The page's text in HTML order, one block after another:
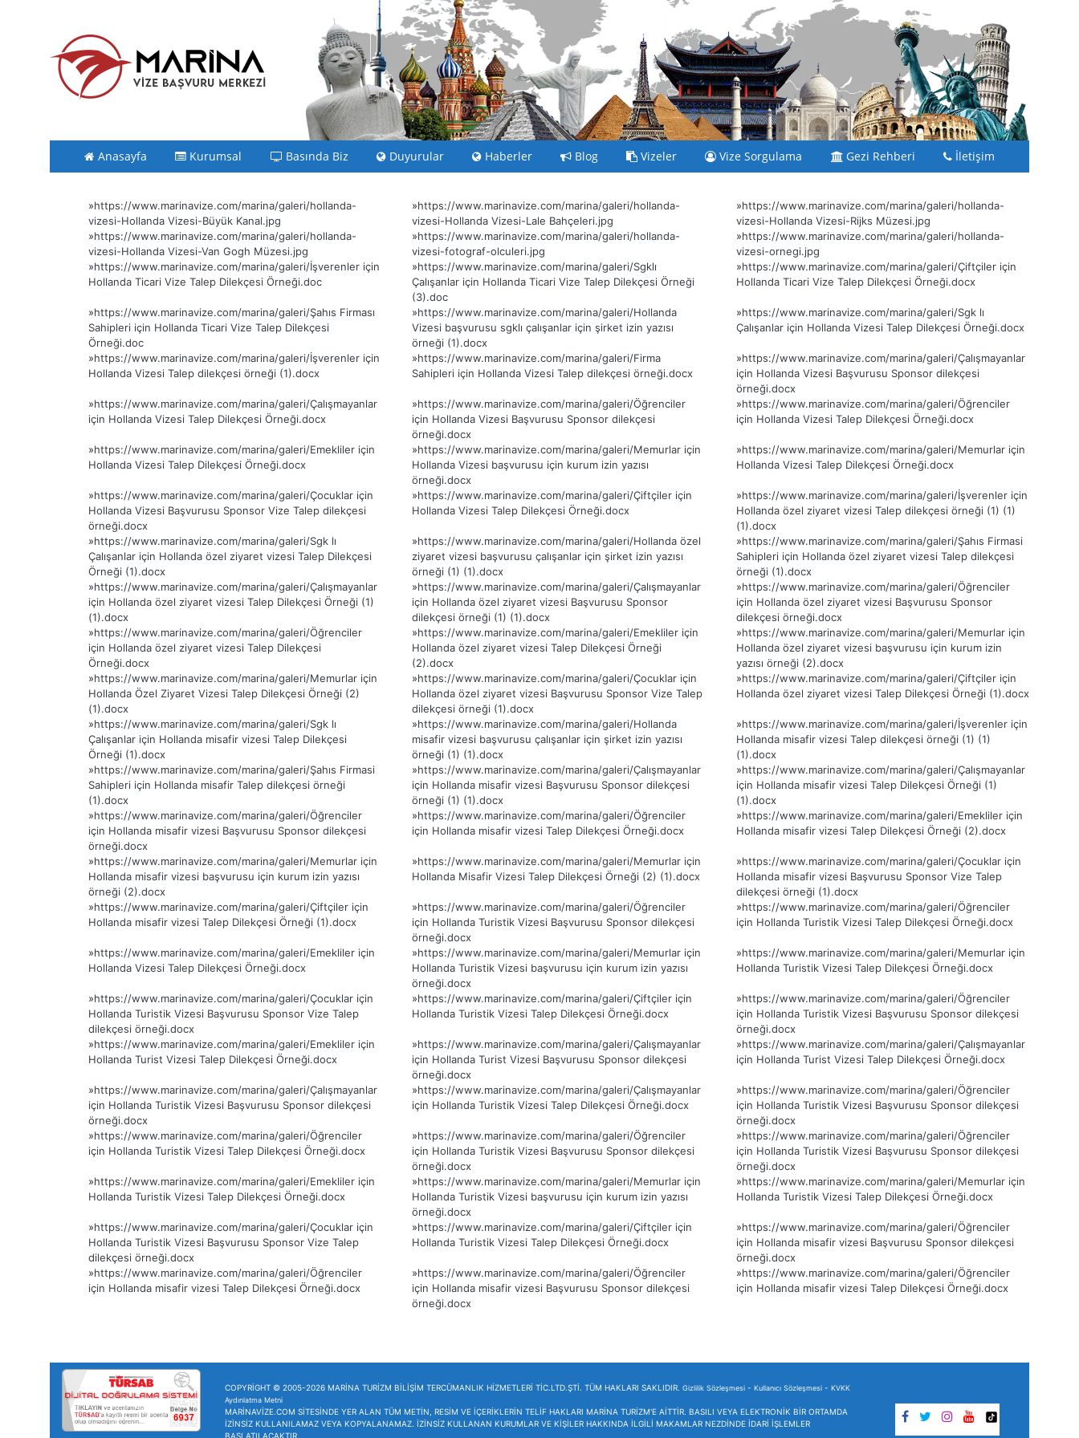
Anasayfa Kurumsal Basında Biz Duyurular Haberler Blog Vizeler Vize Sorgulama Gezi Rehberi İletişim
»https://www.marinavize.com/marina/galeri/hollanda-
vizesi-Hollanda Vizesi-Büyük Kanal.jpg
»https://www.marinavize.com/marina/galeri/hollanda-
vizesi-Hollanda Vizesi-Lale Bahçeleri.jpg
»https://www.marinavize.com/marina/galeri/hollanda-
vizesi-Hollanda Vizesi-Rijks Müzesi.jpg
»https://www.marinavize.com/marina/galeri/hollanda-
vizesi-Hollanda Vizesi-Van Gogh Müzesi.jpg
»https://www.marinavize.com/marina/galeri/hollanda-
vizesi-fotograf-olculeri.jpg
»https://www.marinavize.com/marina/galeri/hollanda-
vizesi-ornegi.jpg
»https://www.marinavize.com/marina/galeri/İşverenler için
Hollanda Ticari Vize Talep Dilekçesi Örneği.doc
»https://www.marinavize.com/marina/galeri/Sgklı
Çalışanlar için Hollanda Ticari Vize Talep Dilekçesi Örneği
(3).doc
»https://www.marinavize.com/marina/galeri/Çiftçiler için
Hollanda Ticari Vize Talep Dilekçesi Örneği.docx
»https://www.marinavize.com/marina/galeri/Şahıs Firması
Sahipleri için Hollanda Ticari Vize Talep Dilekçesi
Örneği.doc
»https://www.marinavize.com/marina/galeri/Hollanda
Vizesi başvurusu sgklı çalışanlar için şirket izin yazısı
örneği (1).docx
»https://www.marinavize.com/marina/galeri/Sgk lı
Çalışanlar için Hollanda Vizesi Talep Dilekçesi Örneği.docx
»https://www.marinavize.com/marina/galeri/İşverenler için
Hollanda Vizesi Talep dilekçesi örneği (1).docx
»https://www.marinavize.com/marina/galeri/Firma
Sahipleri için Hollanda Vizesi Talep dilekçesi örneği.docx
»https://www.marinavize.com/marina/galeri/Çalışmayanlar
için Hollanda Vizesi Başvurusu Sponsor dilekçesi
örneği.docx
»https://www.marinavize.com/marina/galeri/Çalışmayanlar
için Hollanda Vizesi Talep Dilekçesi Örneği.docx
»https://www.marinavize.com/marina/galeri/Öğrenciler
için Hollanda Vizesi Başvurusu Sponsor dilekçesi
örneği.docx
»https://www.marinavize.com/marina/galeri/Öğrenciler
için Hollanda Vizesi Talep Dilekçesi Örneği.docx
»https://www.marinavize.com/marina/galeri/Emekliler için
Hollanda Vizesi Talep Dilekçesi Örneği.docx
»https://www.marinavize.com/marina/galeri/Memurlar için
Hollanda Vizesi başvurusu için kurum izin yazısı
örneği.docx
»https://www.marinavize.com/marina/galeri/Memurlar için
Hollanda Vizesi Talep Dilekçesi Örneği.docx
»https://www.marinavize.com/marina/galeri/Çocuklar için
Hollanda Vizesi Başvurusu Sponsor Vize Talep dilekçesi
örneği.docx
»https://www.marinavize.com/marina/galeri/Çiftçiler için
Hollanda Vizesi Talep Dilekçesi Örneği.docx
»https://www.marinavize.com/marina/galeri/İşverenler için
Hollanda özel ziyaret vizesi Talep dilekçesi örneği (1) (1)
(1).docx
»https://www.marinavize.com/marina/galeri/Sgk lı
Çalışanlar için Hollanda özel ziyaret vizesi Talep Dilekçesi
Örneği (1).docx
»https://www.marinavize.com/marina/galeri/Hollanda özel
ziyaret vizesi başvurusu çalışanlar için şirket izin yazısı
örneği (1) (1).docx
»https://www.marinavize.com/marina/galeri/Şahıs Firmasi
Sahipleri için Hollanda özel ziyaret vizesi Talep dilekçesi
örneği (1).docx
»https://www.marinavize.com/marina/galeri/Çalışmayanlar
için Hollanda özel ziyaret vizesi Talep Dilekçesi Örneği (1)
(1).docx
»https://www.marinavize.com/marina/galeri/Çalışmayanlar
için Hollanda özel ziyaret vizesi Başvurusu Sponsor
dilekçesi örneği (1) (1).docx
»https://www.marinavize.com/marina/galeri/Öğrenciler
için Hollanda özel ziyaret vizesi Başvurusu Sponsor
dilekçesi örneği.docx
»https://www.marinavize.com/marina/galeri/Öğrenciler
için Hollanda özel ziyaret vizesi Talep Dilekçesi
Örneği.docx
»https://www.marinavize.com/marina/galeri/Emekliler için
Hollanda özel ziyaret vizesi Talep Dilekçesi Örneği
(2).docx
»https://www.marinavize.com/marina/galeri/Memurlar için
Hollanda özel ziyaret vizesi başvurusu için kurum izin
yazısı örneği (2).docx
»https://www.marinavize.com/marina/galeri/Memurlar için
Hollanda Özel Ziyaret Vizesi Talep Dilekçesi Örneği (2)
(1).docx
»https://www.marinavize.com/marina/galeri/Çocuklar için
Hollanda özel ziyaret vizesi Başvurusu Sponsor Vize Talep
dilekçesi örneği (1).docx
»https://www.marinavize.com/marina/galeri/Çiftçiler için
Hollanda özel ziyaret vizesi Talep Dilekçesi Örneği (1).docx
»https://www.marinavize.com/marina/galeri/Sgk lı
Çalışanlar için Hollanda misafir vizesi Talep Dilekçesi
Örneği (1).docx
»https://www.marinavize.com/marina/galeri/Hollanda
misafir vizesi başvurusu çalışanlar için şirket izin yazısı
örneği (1) (1).docx
»https://www.marinavize.com/marina/galeri/İşverenler için
Hollanda misafir vizesi Talep dilekçesi örneği (1) (1)
(1).docx
»https://www.marinavize.com/marina/galeri/Şahıs Firmasi
Sahipleri için Hollanda misafir Talep dilekçesi örneği
(1).docx
»https://www.marinavize.com/marina/galeri/Çalışmayanlar
için Hollanda misafir vizesi Başvurusu Sponsor dilekçesi
örneği (1) (1).docx
»https://www.marinavize.com/marina/galeri/Çalışmayanlar
için Hollanda misafir vizesi Talep Dilekçesi Örneği (1)
(1).docx
»https://www.marinavize.com/marina/galeri/Öğrenciler
için Hollanda misafir vizesi Başvurusu Sponsor dilekçesi
örneği.docx
»https://www.marinavize.com/marina/galeri/Öğrenciler
için Hollanda misafir vizesi Talep Dilekçesi Örneği.docx
»https://www.marinavize.com/marina/galeri/Emekliler için
Hollanda misafir vizesi Talep Dilekçesi Örneği (2).docx
»https://www.marinavize.com/marina/galeri/Memurlar için
Hollanda misafir vizesi başvurusu için kurum izin yazısı
örneği (2).docx
»https://www.marinavize.com/marina/galeri/Memurlar için
Hollanda Misafir Vizesi Talep Dilekçesi Örneği (2) (1).docx
»https://www.marinavize.com/marina/galeri/Çocuklar için
Hollanda misafir vizesi Başvurusu Sponsor Vize Talep
dilekçesi örneği (1).docx
»https://www.marinavize.com/marina/galeri/Çiftçiler için
Hollanda misafir vizesi Talep Dilekçesi Örneği (1).docx
»https://www.marinavize.com/marina/galeri/Öğrenciler
için Hollanda Turistik Vizesi Başvurusu Sponsor dilekçesi
örneği.docx
»https://www.marinavize.com/marina/galeri/Öğrenciler
için Hollanda Turistik Vizesi Talep Dilekçesi Örneği.docx
»https://www.marinavize.com/marina/galeri/Emekliler için
Hollanda Vizesi Talep Dilekçesi Örneği.docx
»https://www.marinavize.com/marina/galeri/Memurlar için
Hollanda Turistik Vizesi başvurusu için kurum izin yazısı
örneği.docx
»https://www.marinavize.com/marina/galeri/Memurlar için
Hollanda Turistik Vizesi Talep Dilekçesi Örneği.docx
»https://www.marinavize.com/marina/galeri/Çocuklar için
Hollanda Turistik Vizesi Başvurusu Sponsor Vize Talep
dilekçesi örneği.docx
»https://www.marinavize.com/marina/galeri/Çiftçiler için
Hollanda Turistik Vizesi Talep Dilekçesi Örneği.docx
»https://www.marinavize.com/marina/galeri/Öğrenciler
için Hollanda Turistik Vizesi Başvurusu Sponsor dilekçesi
örneği.docx
»https://www.marinavize.com/marina/galeri/Emekliler için
Hollanda Turist Vizesi Talep Dilekçesi Örneği.docx
»https://www.marinavize.com/marina/galeri/Çalışmayanlar
için Hollanda Turist Vizesi Başvurusu Sponsor dilekçesi
örneği.docx
»https://www.marinavize.com/marina/galeri/Çalışmayanlar
için Hollanda Turist Vizesi Talep Dilekçesi Örneği.docx
»https://www.marinavize.com/marina/galeri/Çalışmayanlar
için Hollanda Turistik Vizesi Başvurusu Sponsor dilekçesi
örneği.docx
»https://www.marinavize.com/marina/galeri/Çalışmayanlar
için Hollanda Turistik Vizesi Talep Dilekçesi Örneği.docx
»https://www.marinavize.com/marina/galeri/Öğrenciler
için Hollanda Turistik Vizesi Başvurusu Sponsor dilekçesi
örneği.docx
»https://www.marinavize.com/marina/galeri/Öğrenciler
için Hollanda Turistik Vizesi Talep Dilekçesi Örneği.docx
»https://www.marinavize.com/marina/galeri/Öğrenciler
için Hollanda Turistik Vizesi Başvurusu Sponsor dilekçesi
örneği.docx
»https://www.marinavize.com/marina/galeri/Öğrenciler
için Hollanda Turistik Vizesi Başvurusu Sponsor dilekçesi
örneği.docx
»https://www.marinavize.com/marina/galeri/Emekliler için
Hollanda Turistik Vizesi Talep Dilekçesi Örneği.docx
»https://www.marinavize.com/marina/galeri/Memurlar için
Hollanda Turistik Vizesi başvurusu için kurum izin yazısı
örneği.docx
»https://www.marinavize.com/marina/galeri/Memurlar için
Hollanda Turistik Vizesi Talep Dilekçesi Örneği.docx
»https://www.marinavize.com/marina/galeri/Çocuklar için
Hollanda Turistik Vizesi Başvurusu Sponsor Vize Talep
dilekçesi örneği.docx
»https://www.marinavize.com/marina/galeri/Çiftçiler için
Hollanda Turistik Vizesi Talep Dilekçesi Örneği.docx
»https://www.marinavize.com/marina/galeri/Öğrenciler
için Hollanda misafir vizesi Başvurusu Sponsor dilekçesi
örneği.docx
»https://www.marinavize.com/marina/galeri/Öğrenciler
için Hollanda misafir vizesi Talep Dilekçesi Örneği.docx
»https://www.marinavize.com/marina/galeri/Öğrenciler
için Hollanda misafir vizesi Başvurusu Sponsor dilekçesi
örneği.docx
»https://www.marinavize.com/marina/galeri/Öğrenciler
için Hollanda misafir vizesi Talep Dilekçesi Örneği.docx
COPYRİGHT © 2005-2026 MARİNA TURİZM BİLİŞİM TERCÜMANLIK HİZMETLERİ TİC.LTD.ŞTİ. TÜM HAKLARI SAKLIDIR.Gizlilik Sözleşmesi -Kullanıcı Sözleşmesi -KVKK
Aydınlatma Metni
MARİNAVİZE.COM SİTESİNDE YER ALAN TÜM METİN, RESİM VE İÇERİKLERİN TELİF HAKLARI MARİNA TURİZM'E AİTTİR. BASILI VEYA ELEKTRONİK BİR ORTAMDA
İZİNSİZ KULLANILAMAZ VEYA KOPYALANAMAZ. İZİNSİZ KULLANAN KURUMLAR VE KİŞİLER HAKKINDA İLGİLİ MAKAMLAR NEZDİNDE İDARİ İŞLEMLER
BAŞLATILACAKTIR.